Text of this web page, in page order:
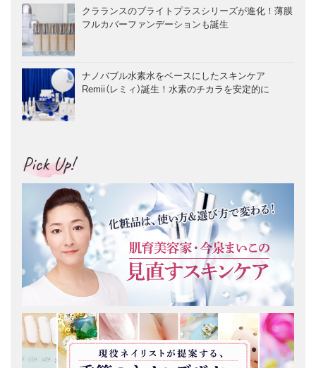
クラランスのブライトプラスシリーズが進化！薄膜
フルカバーファンデーションも誕生
ナノバブル水素水をベースにしたスキンケア
Remii（レミィ）誕生！水素のチカラを安定的に
Pick Up!